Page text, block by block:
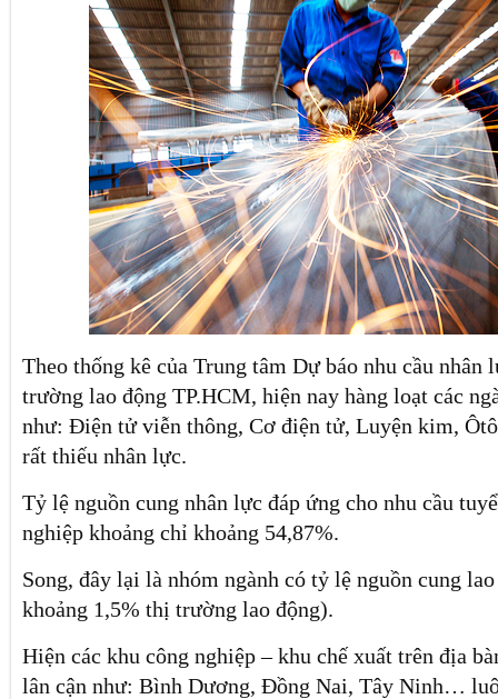
Theo thống kê của Trung tâm Dự báo nhu cầu
trường lao động TP.HCM, hiện nay hàng loạt các
như: Điện tử viễn thông, Cơ điện tử, Luyện kim,
rất thiếu nhân lực.
Tỷ lệ nguồn cung nhân lực đáp ứng cho nhu cầu
nghiệp khoảng chỉ khoảng 54,87%.
Song, đây lại là nhóm ngành có tỷ lệ nguồn cung
khoảng 1,5% thị trường lao động).
Hiện các khu công nghiệp – khu chế xuất trên địa
lân cận như: Bình Dương, Đồng Nai, Tây Ninh…